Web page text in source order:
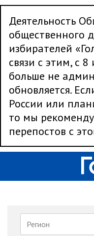
Деятельность
общественного
избирателей
связи с этим, с
больше не
обновляется.
России или
то мы
перепостов с
Регион